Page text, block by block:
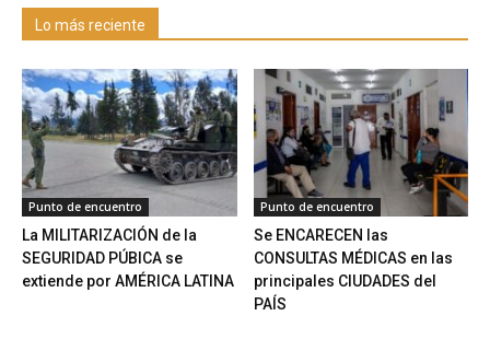
Lo más reciente
Punto de encuentro
La MILITARIZACIÓN de la
SEGURIDAD PÚBICA se
extiende por AMÉRICA LATINA
Punto de encuentro
Se ENCARECEN las
CONSULTAS MÉDICAS en las
principales CIUDADES del
PAÍS